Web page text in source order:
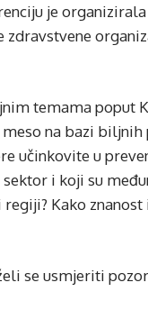
je
temama poput
meso na bazi
učinkovite u
i koji su
Kako
se usmjeriti